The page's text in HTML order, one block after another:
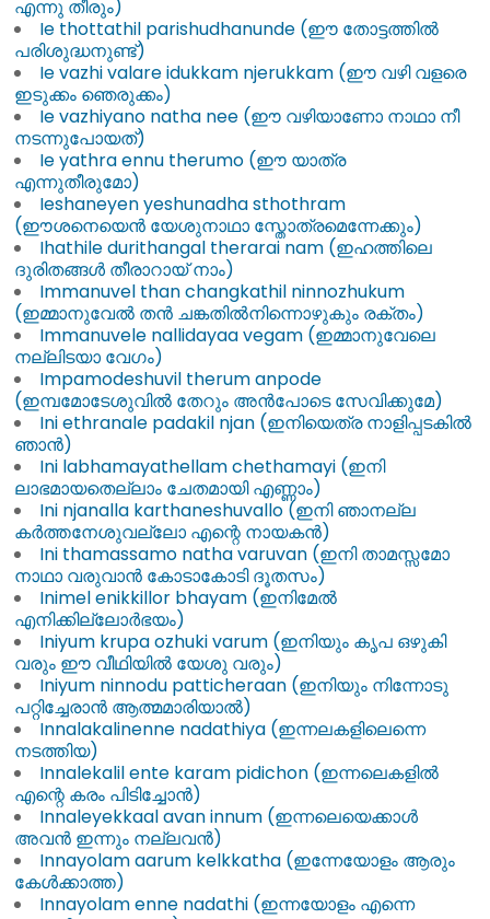
w
a
r
e
എന്നു തീരും)
Ie thottathil parishudhanunde (ഈ തോട്ടത്തിൽ
പരിശുദ്ധനുണ്ട്)
Ie vazhi valare idukkam njerukkam (ഈ വഴി വളരെ
ഇടുക്കം ഞെരുക്കം)
Ie vazhiyano natha nee (ഈ വഴിയാണോ നാഥാ നീ
നടന്നുപോയത്)
Ie yathra ennu therumo (ഈ യാത്ര
എന്നുതീരുമോ)
Ieshaneyen yeshunadha sthothram
(ഈശനെയെൻ യേശുനാഥാ സ്തോത്രമെന്നേക്കും)
Ihathile durithangal therarai nam (ഇഹത്തിലെ
ദുരിതങ്ങൾ തീരാറായ് നാം)
Immanuvel than changkathil ninnozhukum
(ഇമ്മാനുവേൽ തൻ ചങ്കതിൽനിന്നൊഴുകും രക്തം)
Immanuvele nallidayaa vegam (ഇമ്മാനുവേലെ
നല്ലിടയാ വേഗം)
Impamodeshuvil therum anpode
(ഇമ്പമോടേശുവിൽ തേറും അൻപോടെ സേവിക്കുമേ)
Ini ethranale padakil njan (ഇനിയെത്ര നാളിപ്പടകിൽ
ഞാൻ)
Ini labhamayathellam chethamayi (ഇനി
ലാഭമായതെല്ലാം ചേതമായി എണ്ണാം)
Ini njanalla karthaneshuvallo (ഇനി ഞാനല്ല
കർത്തനേശുവല്ലോ എന്റെ നായകൻ)
Ini thamassamo natha varuvan (ഇനി താമസ്സമോ
നാഥാ വരുവാൻ കോടാകോടി ദൂതസം)
Inimel enikkillor bhayam (ഇനിമേൽ
എനിക്കില്ലോർഭയം)
Iniyum krupa ozhuki varum (ഇനിയും കൃപ ഒഴുകി
വരും ഈ വീഥിയിൽ യേശു വരും)
Iniyum ninnodu patticheraan (ഇനിയും നിന്നോടു
പറ്റിച്ചേരാൻ ആത്മമാരിയാൽ)
Innalakalinenne nadathiya (ഇന്നലകളിലെന്നെ
നടത്തിയ)
Innalekalil ente karam pidichon (ഇന്നലെകളിൽ
എന്റെ കരം പിടിച്ചോൻ)
Innaleyekkaal avan innum (ഇന്നലെയെക്കാൾ
അവൻ ഇന്നും നല്ലവൻ)
Innayolam aarum kelkkatha (ഇന്നേയോളം ആരും
കേൾക്കാത്ത)
Innayolam enne nadathi (ഇന്നയോളം എന്നെ